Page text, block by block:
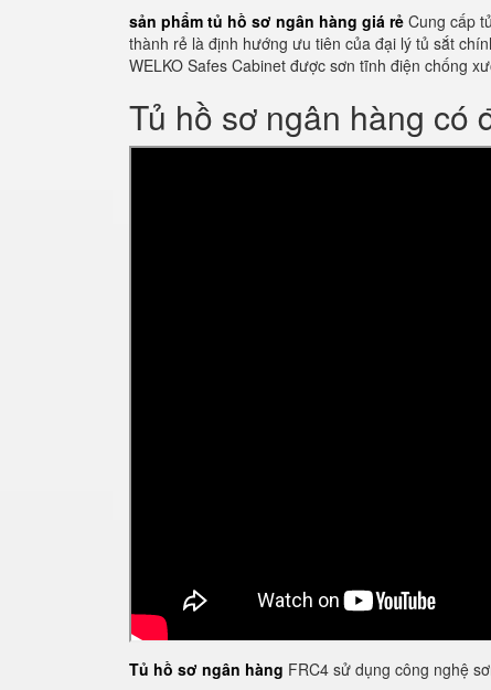
sản phẩm tủ hồ sơ ngân hàng giá rẻ Cung cấp
thành rẻ là định hướng ưu tiên của đại lý tủ sắt
WELKO Safes Cabinet được sơn tĩnh điện chống
Tủ hồ sơ ngân hàng có
Tủ hồ sơ ngân hàng FRC4 sử dụng công nghệ